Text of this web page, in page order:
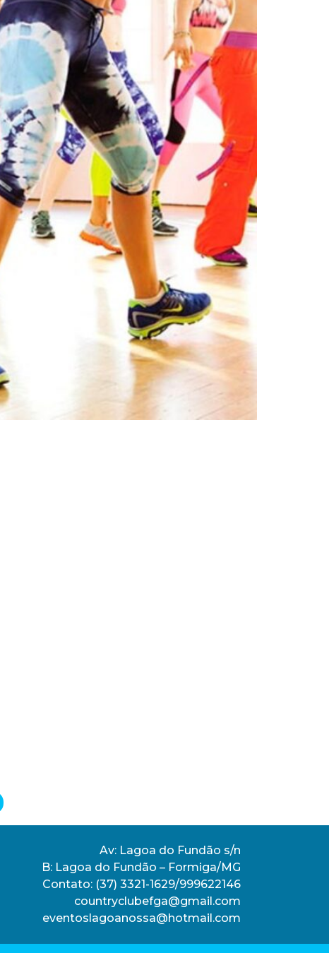
Av: Lagoa do Fundão s/n
B: Lagoa do Fundão – Formiga/MG
Contato: (37) 3321-1629/999622146
countryclubefga@gmail.com
eventoslagoanossa@hotmail.com